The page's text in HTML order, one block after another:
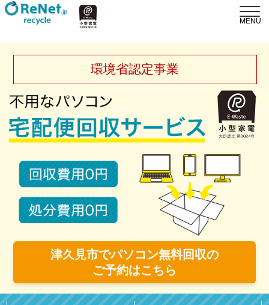
環境省認定事業
津久見市でパソコン無料回収の
ご予約はこちら